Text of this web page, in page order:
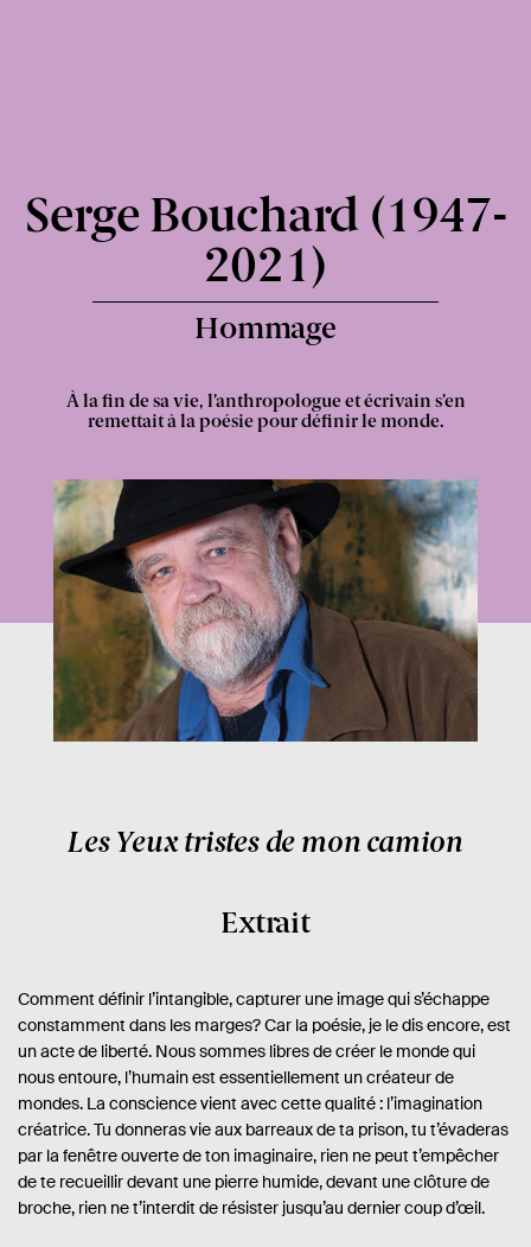
Serge Bouchard (1947-
2021)
Hommage
À la fin de sa vie, l’anthropologue et écrivain s’en
remettait à la poésie pour définir le monde.
Les Yeux tristes de mon camion
Extrait
Comment définir l’intangible, capturer une image qui s’échappe
constamment dans les marges? Car la poésie, je le dis encore, est
un acte de liberté. Nous sommes libres de créer le monde qui
nous entoure, l’humain est essentiellement un créateur de
mondes. La conscience vient avec cette qualité : l’imagination
créatrice. Tu donneras vie aux barreaux de ta prison, tu t’évaderas
par la fenêtre ouverte de ton imaginaire, rien ne peut t’empêcher
de te recueillir devant une pierre humide, devant une clôture de
broche, rien ne t’interdit de résister jusqu’au dernier coup d’œil.